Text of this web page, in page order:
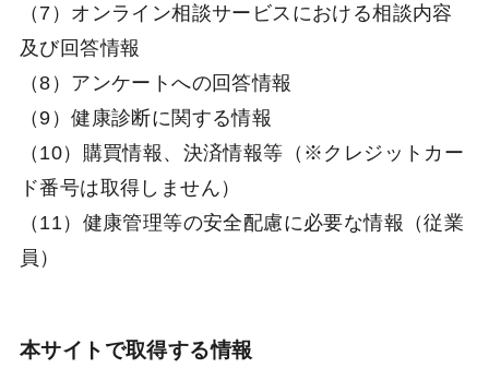
（7）オンライン相談サービスにおける相談内容
及び回答情報
（8）アンケートへの回答情報
（9）健康診断に関する情報
（10）購買情報、決済情報等（※クレジットカー
ド番号は取得しません）
（11）健康管理等の安全配慮に必要な情報（従業
員）
本サイトで取得する情報